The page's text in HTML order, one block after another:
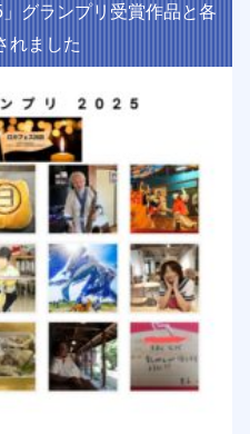
グランプリ受賞作品と各
れました